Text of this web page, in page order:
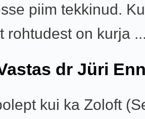
piim tekkinud.
rohtudest on kurja
dr Jüri
kui ka Zoloft